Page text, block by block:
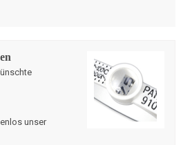
unser